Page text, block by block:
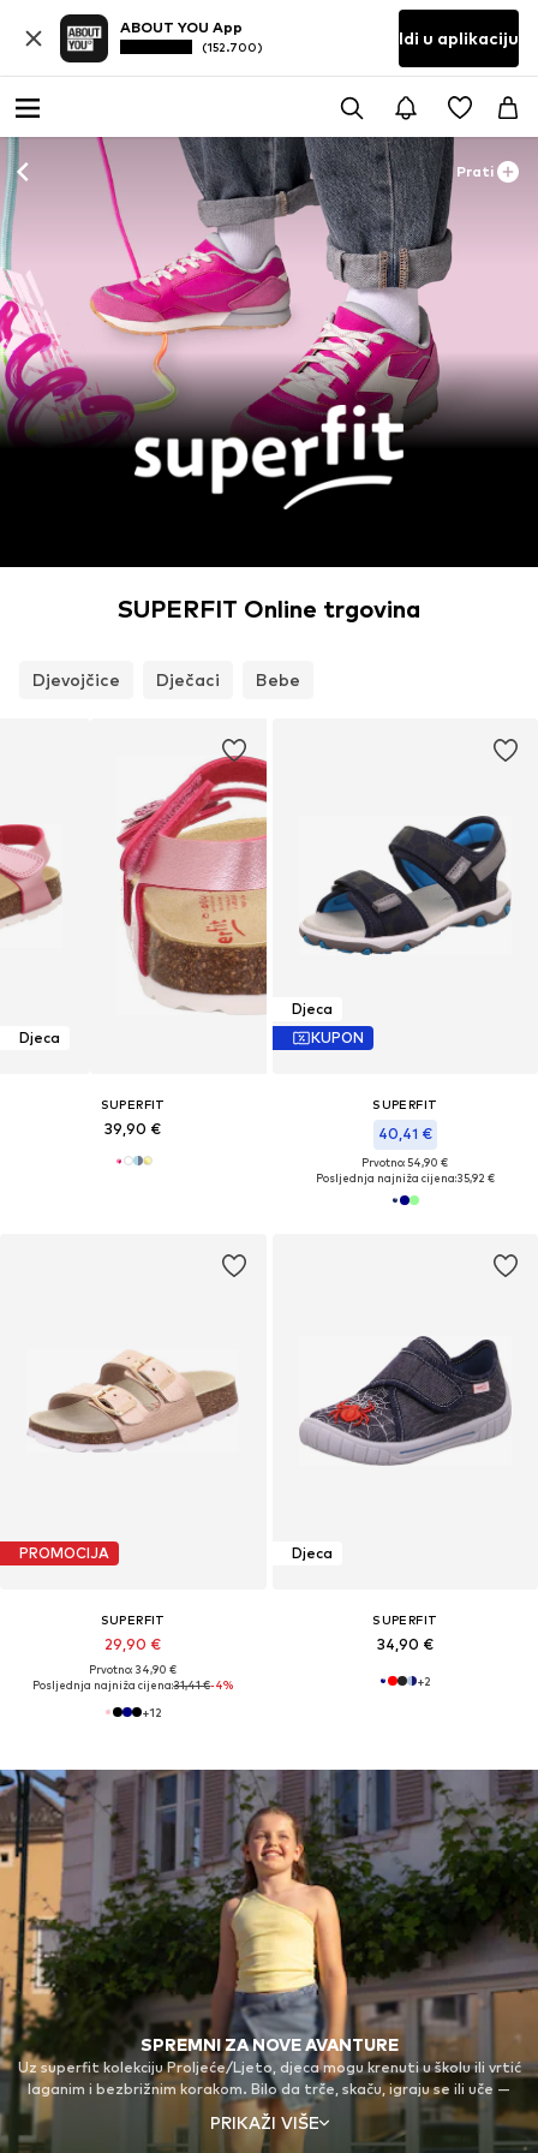
ABOUT YOU App
(152.700) Idi u aplikaciju
Prati
SUPERFIT Online trgovina
Djevojčice Dječaci Bebe
Djeca
SUPERFIT
39,90 €
Djeca
KUPON
SUPERFIT
40,41 €
Prvotno: 54,90 €
Posljednja najniža cijena:35,92 €
PROMOCIJA
SUPERFIT
29,90 €
Prvotno: 34,90 €
Posljednja najniža cijena:31,41 €-4%
+12
Djeca
SUPERFIT
34,90 €
+2
SPREMNI ZA NOVE AVANTURE
Uz superfit kolekciju Proljeće/Ljeto, djeca mogu krenuti u školu ili vrtić
laganim i bezbrižnim korakom. Bilo da trče, skaču, igraju se ili uče —
superfit prati svaki njihov pokret modernom, funkcionalnom obućom
koja podržava zdrav razvoj dječjih stopala. Visokokvalitetni, prozračni
PRIKAŽI VIŠE